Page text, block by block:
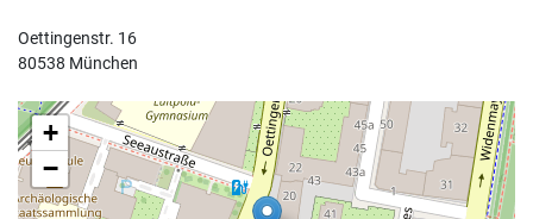
Oettingenstr. 16
80538 München
+
−